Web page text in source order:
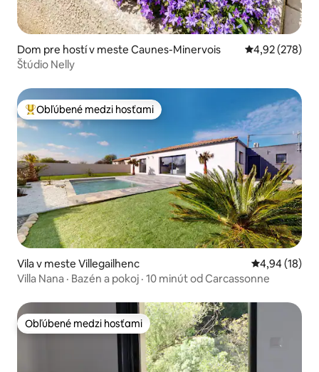
Dom pre hostí v meste Caunes-Minervois Priemerné
4,92 (278)
Štúdio Nelly
Najobľúbenejšie medzi hosťami
Obľúbené medzi hosťami
Vila v meste Villegailhenc Priemerné
4,94 (18)
Villa Nana · Bazén a pokoj · 10 minút od Carcassonne
Obľúbené medzi hosťami
Obľúbené medzi hosťami